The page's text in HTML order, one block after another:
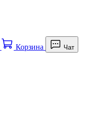
Корзина Чат